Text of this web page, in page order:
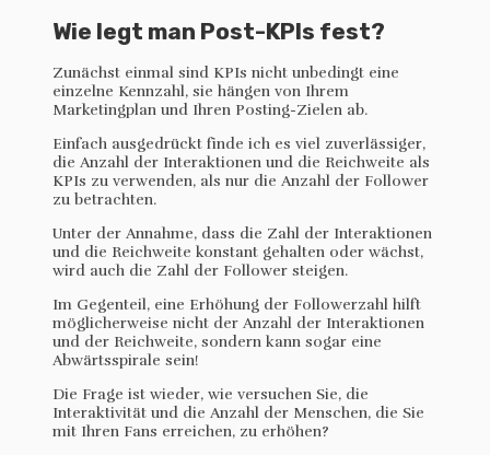
Wie legt man Post-KPIs fest?
Zunächst einmal sind KPIs nicht unbedingt eine
einzelne Kennzahl, sie hängen von Ihrem
Marketingplan und Ihren Posting-Zielen ab.
Einfach ausgedrückt finde ich es viel zuverlässiger,
die Anzahl der Interaktionen und die Reichweite als
KPIs zu verwenden, als nur die Anzahl der Follower
zu betrachten.
Unter der Annahme, dass die Zahl der Interaktionen
und die Reichweite konstant gehalten oder wächst,
wird auch die Zahl der Follower steigen.
Im Gegenteil, eine Erhöhung der Followerzahl hilft
möglicherweise nicht der Anzahl der Interaktionen
und der Reichweite, sondern kann sogar eine
Abwärtsspirale sein!
Die Frage ist wieder, wie versuchen Sie, die
Interaktivität und die Anzahl der Menschen, die Sie
mit Ihren Fans erreichen, zu erhöhen?